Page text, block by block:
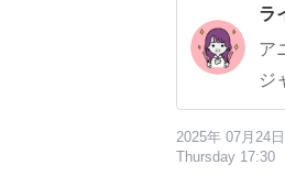
ラ
ア
ジ
2025年 07月24日
Thursday 17:30